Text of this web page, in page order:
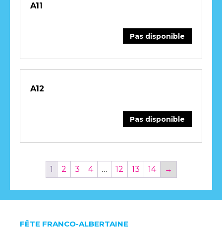
A11
Pas disponible
A12
Pas disponible
1 2 3 4 … 12 13 14 →
FÊTE FRANCO-ALBERTAINE